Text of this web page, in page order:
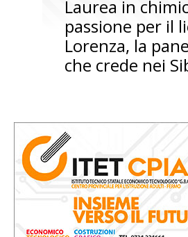
Laurea in
passione per il
Lorenza, la
che crede nei